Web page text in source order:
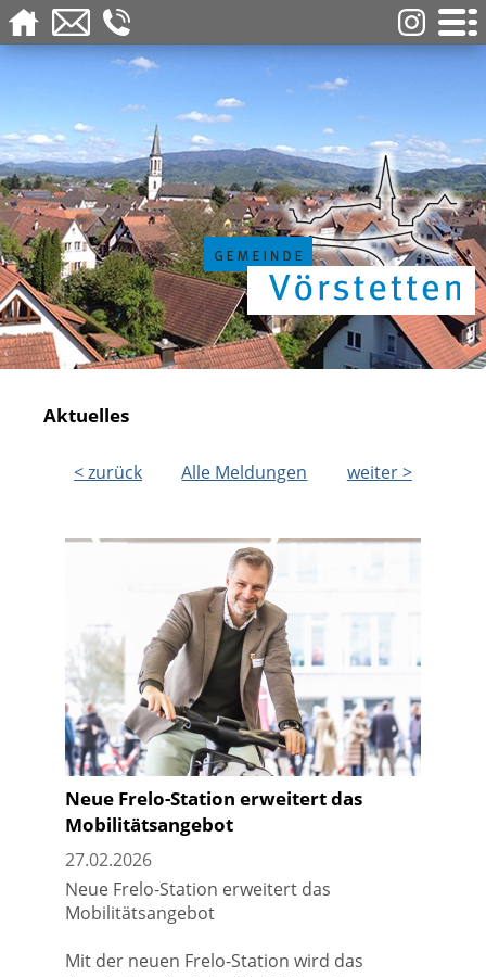
Aktuelles
< zurück Alle Meldungen weiter >
Neue Frelo-Station erweitert das
Mobilitätsangebot
27.02.2026
Neue Frelo-Station erweitert das
Mobilitätsangebot
Mit der neuen Frelo-Station wird das